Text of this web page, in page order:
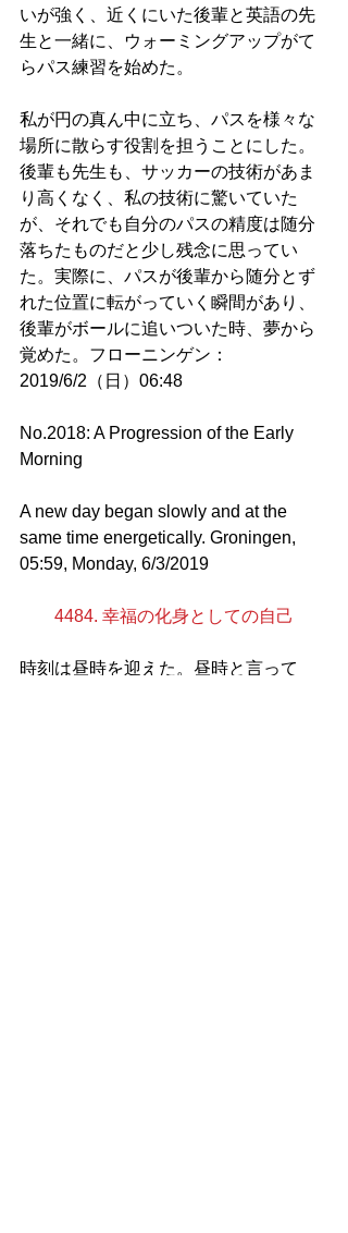
いが強く、近くにいた後輩と英語の先
生と一緒に、ウォーミングアップがて
らパス練習を始めた。
私が円の真ん中に立ち、パスを様々な
場所に散らす役割を担うことにした。
後輩も先生も、サッカーの技術があま
り高くなく、私の技術に驚いていた
が、それでも自分のパスの精度は随分
落ちたものだと少し残念に思ってい
た。実際に、パスが後輩から随分とず
れた位置に転がっていく瞬間があり、
後輩がボールに追いついた時、夢から
覚めた。フローニンゲン：
2019/6/2（日）06:48
No.2018: A Progression of the Early
Morning
A new day began slowly and at the
same time energetically. Groningen,
05:59, Monday, 6/3/2019
4484. 幸福の化身としての自己
時刻は昼時を迎えた。昼時と言って